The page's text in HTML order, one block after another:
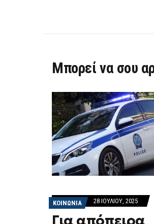
Μπορεί να σου
ΚΟΙΝΩΝΙΑ 28 ΙΟΥΛΊΟΥ, 2025